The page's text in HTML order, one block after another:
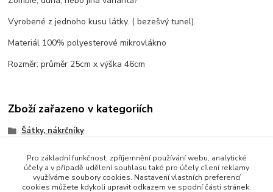
Vyrobené z jednoho kusu látky. ( bezešvý tunel).
Materiál 100% polyesterové mikrovlákno
Rozměr: průměr 25cm x výška 46cm
Zboží zařazeno v kategoriích
Šátky, nákrčníky
Pro základní funkčnost, zpříjemnění používání webu, analytické
účely a v případě udělení souhlasu také pro účely cílení reklamy
využíváme soubory cookies. Nastavení vlastních preferencí
cookies můžete kdykoli upravit odkazem ve spodní části stránek.